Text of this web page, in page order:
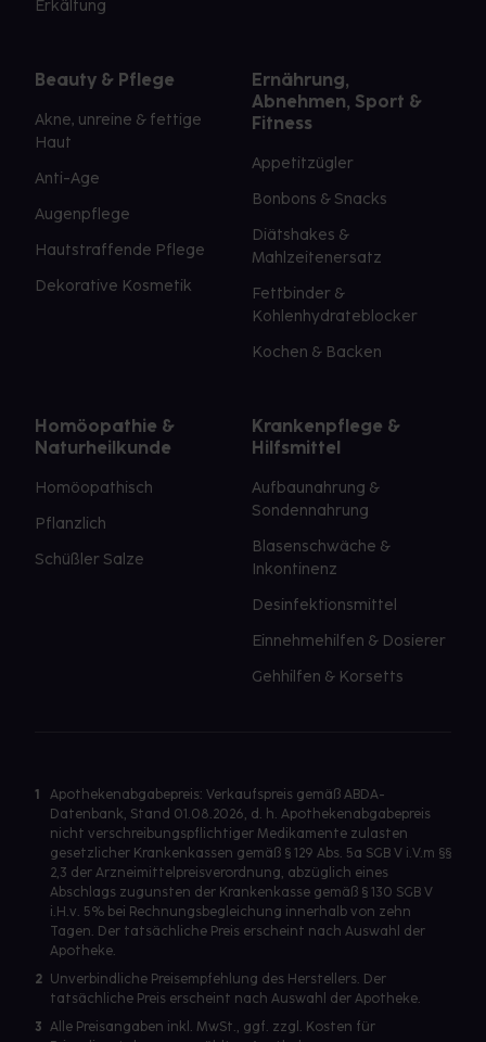
Erkältung
Beauty & Pflege
Akne, unreine & fettige
Haut
Anti-Age
Augenpflege
Hautstraffende Pflege
Dekorative Kosmetik
Ernährung,
Abnehmen, Sport &
Fitness
Appetitzügler
Bonbons & Snacks
Diätshakes &
Mahlzeitenersatz
Fettbinder &
Kohlenhydrateblocker
Kochen & Backen
Homöopathie &
Naturheilkunde
Homöopathisch
Pflanzlich
Schüßler Salze
Krankenpflege &
Hilfsmittel
Aufbaunahrung &
Sondennahrung
Blasenschwäche &
Inkontinenz
Desinfektionsmittel
Einnehmehilfen & Dosierer
Gehhilfen & Korsetts
1
Apothekenabgabepreis: Verkaufspreis gemäß ABDA-
Datenbank, Stand 01.08.2026, d. h. Apothekenabgabepreis
nicht verschreibungspflichtiger Medikamente zulasten
gesetzlicher Krankenkassen gemäß § 129 Abs. 5a SGB V i.V.m §§
2,3 der Arzneimittelpreisverordnung, abzüglich eines
Abschlags zugunsten der Krankenkasse gemäß § 130 SGB V
i.H.v. 5% bei Rechnungsbegleichung innerhalb von zehn
Tagen. Der tatsächliche Preis erscheint nach Auswahl der
Apotheke.
2 Unverbindliche Preisempfehlung des Herstellers. Der
tatsächliche Preis erscheint nach Auswahl der Apotheke.
3 Alle Preisangaben inkl. MwSt., ggf. zzgl. Kosten für